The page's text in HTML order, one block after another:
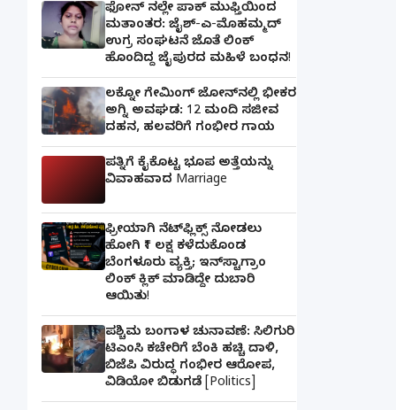
ಫೋನ್ ನಲ್ಲೇ ಪಾಕ್ ಮುಫ್ತಿಯಿಂದ
ಮತಾಂತರ: ಜೈಶ್-ಎ-ಮೊಹಮ್ಮದ್
ಉಗ್ರ ಸಂಘಟನೆ ಜೊತೆ ಲಿಂಕ್
ಹೊಂದಿದ್ದ ಜೈಪುರದ ಮಹಿಳೆ ಬಂಧನ!
ಲಕ್ನೋ ಗೇಮಿಂಗ್ ಜೋನ್‌ನಲ್ಲಿ ಭೀಕರ
ಅಗ್ನಿ ಅವಘಡ: 12 ಮಂದಿ ಸಜೀವ
ದಹನ, ಹಲವರಿಗೆ ಗಂಭೀರ ಗಾಯ
ಪತ್ನಿಗೆ ಕೈಕೊಟ್ಟ ಭೂಪ ಅತ್ತೆಯನ್ನು
ವಿವಾಹವಾದ Marriage
ಫ್ರೀಯಾಗಿ ನೆಟ್‌ಫ್ಲಿಕ್ಸ್ ನೋಡಲು
ಹೋಗಿ ₹1 ಲಕ್ಷ ಕಳೆದುಕೊಂಡ
ಬೆಂಗಳೂರು ವ್ಯಕ್ತಿ; ಇನ್‌ಸ್ಟಾಗ್ರಾಂ
ಲಿಂಕ್ ಕ್ಲಿಕ್ ಮಾಡಿದ್ದೇ ದುಬಾರಿ
ಆಯಿತು!
ಪಶ್ಚಿಮ ಬಂಗಾಳ ಚುನಾವಣೆ: ಸಿಲಿಗುರಿ
ಟಿಎಂಸಿ ಕಚೇರಿಗೆ ಬೆಂಕಿ ಹಚ್ಚಿ ದಾಳಿ,
ಬಿಜೆಪಿ ವಿರುದ್ಧ ಗಂಭೀರ ಆರೋಪ,
ವಿಡಿಯೋ ಬಿಡುಗಡೆ [Politics]